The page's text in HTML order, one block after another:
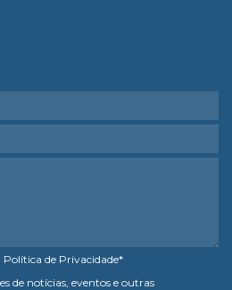
Política de Privacidade*
de notícias, eventos e outras